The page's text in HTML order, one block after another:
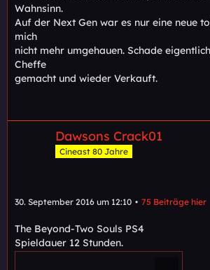
Wahnsinn.
Auf der Next Gen war es nur eine neue
mich
nicht mehr umgehauen. Schade
Cheffe
gemacht und wieder Verkauft.
Dawsons Crack01
Cineast 80 Jahre
30. September 2016 um 12:10 75 Beiträge hier
The Beyond-Two Souls PS4
Spieldauer 12 Stunden.